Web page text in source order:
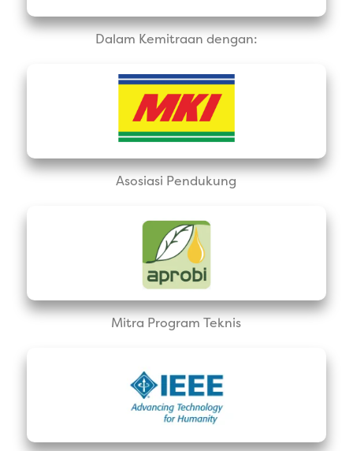
Dalam Kemitraan dengan:
Asosiasi Pendukung
Mitra Program Teknis